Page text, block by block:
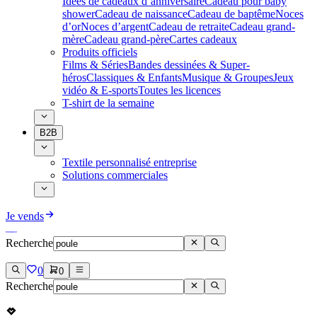
showerCadeau de naissanceCadeau de baptêmeNoces
d’orNoces d’argentCadeau de retraiteCadeau grand-
mèreCadeau grand-pèreCartes cadeaux
Produits officiels
Films & SériesBandes dessinées & Super-
hérosClassiques & EnfantsMusique & GroupesJeux
vidéo & E-sportsToutes les licences
T-shirt de la semaine
B2B
Textile personnalisé entreprise
Solutions commerciales
Je vends
Recherche
0 0
Recherche